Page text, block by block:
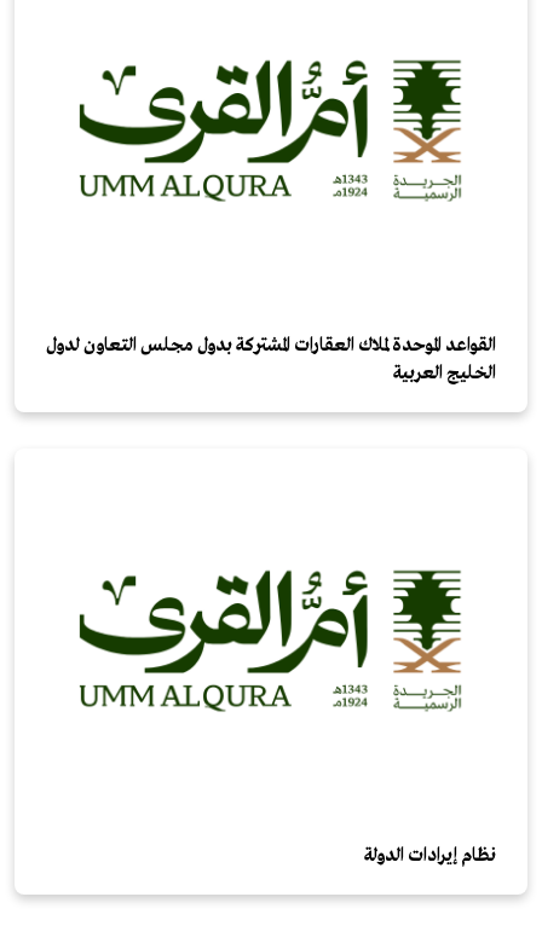
القواعد الموحدة لملاك العقارات المشتركة بدول مجلس التعاون لدول
الخليج العربية
نظام إيرادات الدولة